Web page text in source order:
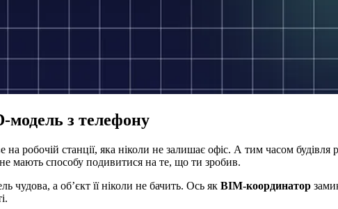
модель з телефону
станції, яка ніколи не залишає офіс. А тим часом будівля
мають способу подивитися на те, що ти зробив.
а об’єкт її ніколи не бачить. Ось як BIM-координатор